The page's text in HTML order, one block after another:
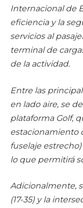
Internacional de
eficiencia y la
servicios al
terminal de
de la actividad.
Entre las
en lado aire, se
plataforma Golf,
estacionamiento
fuselaje
lo que permitirá
Adicionalmente,
(17-35) y la